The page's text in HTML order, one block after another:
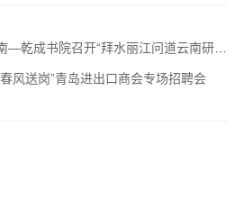
书院召开“拜水丽江问道云南研学行”准备会议
风送岗”青岛进出口商会专场招聘会